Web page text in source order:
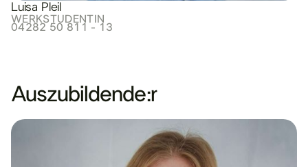
Luisa Pleil
WERKSTUDENTIN
04282 50 811 - 13
Auszubildende:r